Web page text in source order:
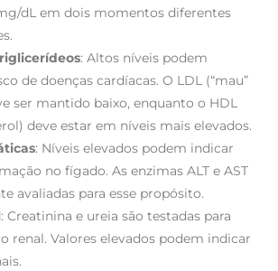
dL em dois momentos diferentes
: Altos níveis podem
de doenças cardíacas. O LDL (“mau”
ser mantido baixo, enquanto o HDL
deve estar em níveis mais elevados.
: Níveis elevados podem indicar
no fígado. As enzimas ALT e AST
avaliadas para esse propósito.
: Creatinina e ureia são testadas para
renal. Valores elevados podem indicar